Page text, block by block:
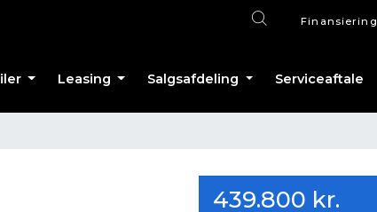
Finansiering
Leasing Salgsafdeling Serviceaftale
439.800 kr.